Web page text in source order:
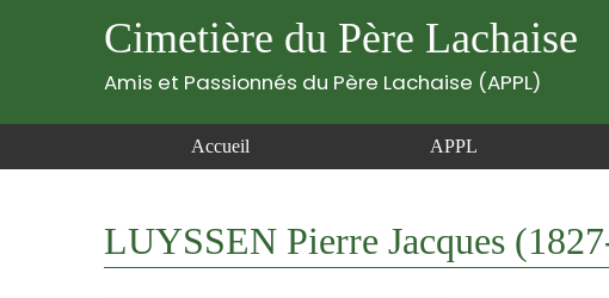
Cimetière du Père Lachaise
Amis et Passionnés du Père Lachaise (APPL)
Accueil APPL
LUYSSEN Pierre Jacques